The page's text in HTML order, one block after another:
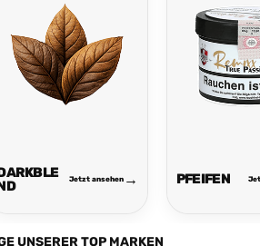
Jetzt ansehen PFEIFEN
UNSERER TOP MARKEN